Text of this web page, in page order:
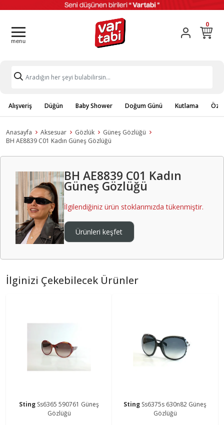
0
Alışveriş Düğün Baby Shower Doğum Günü Kutlama
Anasayfa Aksesuar Gözlük
Güneş Gözlüğü
BH AE8839 C01 Kadın Güneş Gözlüğü
BH AE8839 C01 Kadın
Güneş Gözlüğü
İlgilendiğiniz ürün stoklarımızda tükenmiştir.
Ürünleri keşfet
İlginizi Çekebilecek Ürünler
Sting Ss6365 590761 Güneş
Gözlüğü
Sting Ss6375s 630n82 Güneş
Gözlüğü